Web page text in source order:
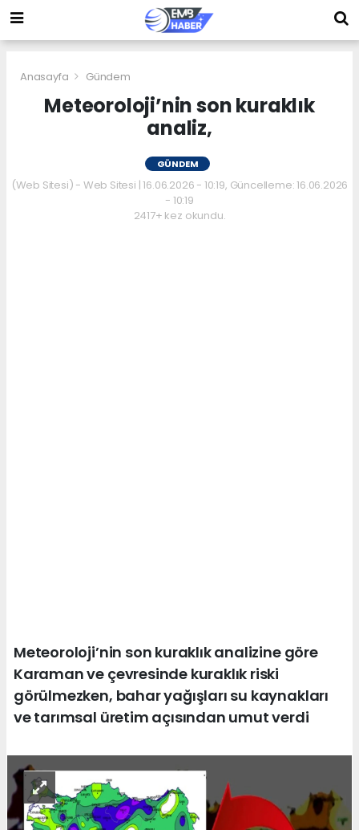
Anasayfa Gündem
Meteoroloji’nin son kuraklık
analiz,
GÜNDEM
(Web Sitesi) - Web Sitesi | 16.06.2026 - 10:19, Güncelleme: 16.06.2026
- 10:19
2417+ kez okundu.
Meteoroloji’nin son kuraklık analizine göre
Karaman ve çevresinde kuraklık riski
görülmezken, bahar yağışları su kaynakları
ve tarımsal üretim açısından umut verdi